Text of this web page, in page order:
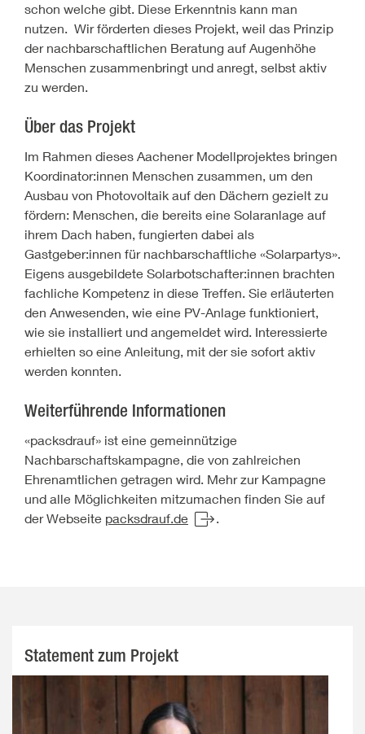
schon welche gibt. Diese Erkenntnis kann man
nutzen. Wir förderten dieses Projekt, weil das Prinzip
der nachbarschaftlichen Beratung auf Augenhöhe
Menschen zusammenbringt und anregt, selbst aktiv
zu werden.
Über das Projekt
Im Rahmen dieses Aachener Modellprojektes bringen
Koordinator:innen Menschen zusammen, um den
Ausbau von Photovoltaik auf den Dächern gezielt zu
fördern: Menschen, die bereits eine Solaranlage auf
ihrem Dach haben, fungierten dabei als
Gastgeber:innen für nachbarschaftliche «Solarpartys».
Eigens ausgebildete Solarbotschafter:innen brachten
fachliche Kompetenz in diese Treffen. Sie erläuterten
den Anwesenden, wie eine PV-Anlage funktioniert,
wie sie installiert und angemeldet wird. Interessierte
erhielten so eine Anleitung, mit der sie sofort aktiv
werden konnten.
Weiterführende Informationen
«packsdrauf» ist eine gemeinnützige
Nachbarschaftskampagne, die von zahlreichen
Ehrenamtlichen getragen wird. Mehr zur Kampagne
und alle Möglichkeiten mitzumachen finden Sie auf
der Webseite packsdrauf.de .
Statement zum Projekt